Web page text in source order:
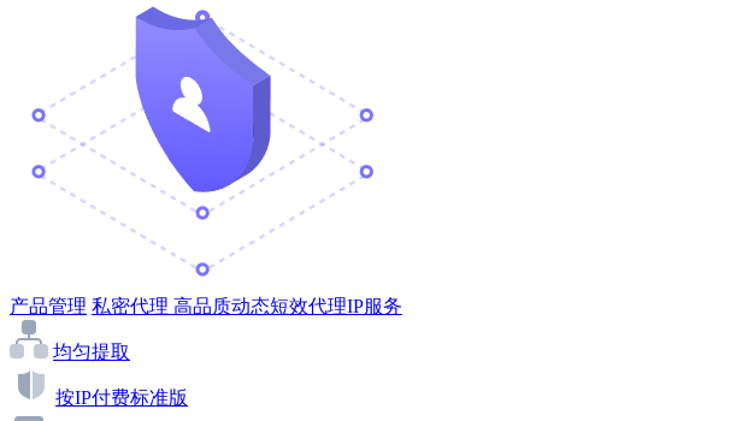
产品管理 私密代理 高品质动态短效代理IP服务
均匀提取
按IP付费标准版